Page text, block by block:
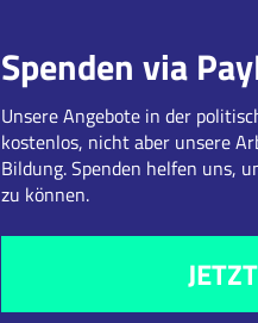
Spenden via
Unsere Angebote in der
kostenlos, nicht aber unsere
Bildung. Spenden helfen uns,
zu können.